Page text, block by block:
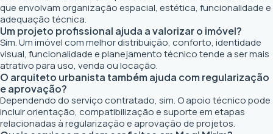
que envolvam organização espacial, estética, funcionalidade e
adequação técnica.
Um projeto profissional ajuda a valorizar o imóvel?
Sim. Um imóvel com melhor distribuição, conforto, identidade
visual, funcionalidade e planejamento técnico tende a ser mais
atrativo para uso, venda ou locação.
O arquiteto urbanista também ajuda com regularização
e aprovação?
Dependendo do serviço contratado, sim. O apoio técnico pode
incluir orientação, compatibilização e suporte em etapas
relacionadas à regularização e aprovação de projetos.